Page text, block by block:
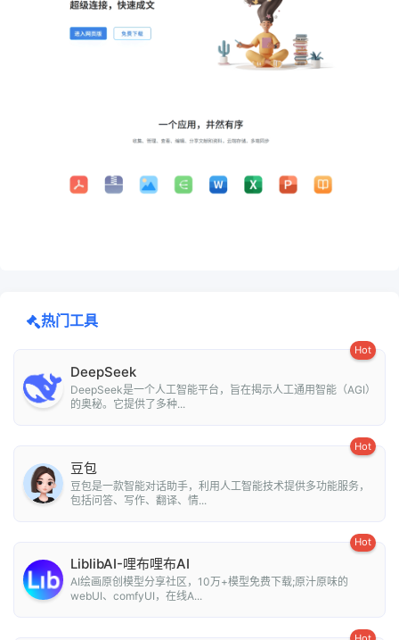
热门工具
Hot
DeepSeek
DeepSeek是一个人工智能平台，旨在揭示人工通用智能（AGI）
的奥秘。它提供了多种...
Hot
豆包
豆包是一款智能对话助手，利用人工智能技术提供多功能服务，
包括问答、写作、翻译、情...
Hot
LiblibAI-哩布哩布AI
AI绘画原创模型分享社区，10万+模型免费下载;原汁原味的
webUI、comfyUI，在线A...